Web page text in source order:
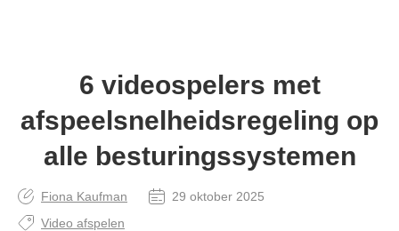
6 videospelers met
afspeelsnelheidsregeling op
alle besturingssystemen
Fiona Kaufman
29 oktober 2025
Video afspelen